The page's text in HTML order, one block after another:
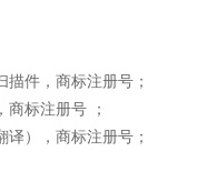
件，商标注册号；
标注册号 ；
），商标注册号；